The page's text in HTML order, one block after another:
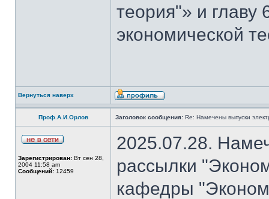
теория"» и главу
экономической
Вернуться наверх
Проф.А.И.Орлов Заголовок сообщения: Re: Намечены выпуски
Зарегистрирован: Вт сен 28,
2004 11:58 am
Сообщений: 12459
2025.07.28.
рассылки
кафедры